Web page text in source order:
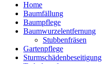
Home
Baumfällung
Baumpflege
Baumwurzelentfernung
Stubbenfräsen
Gartenpflege
Sturmschädenbeseitigung